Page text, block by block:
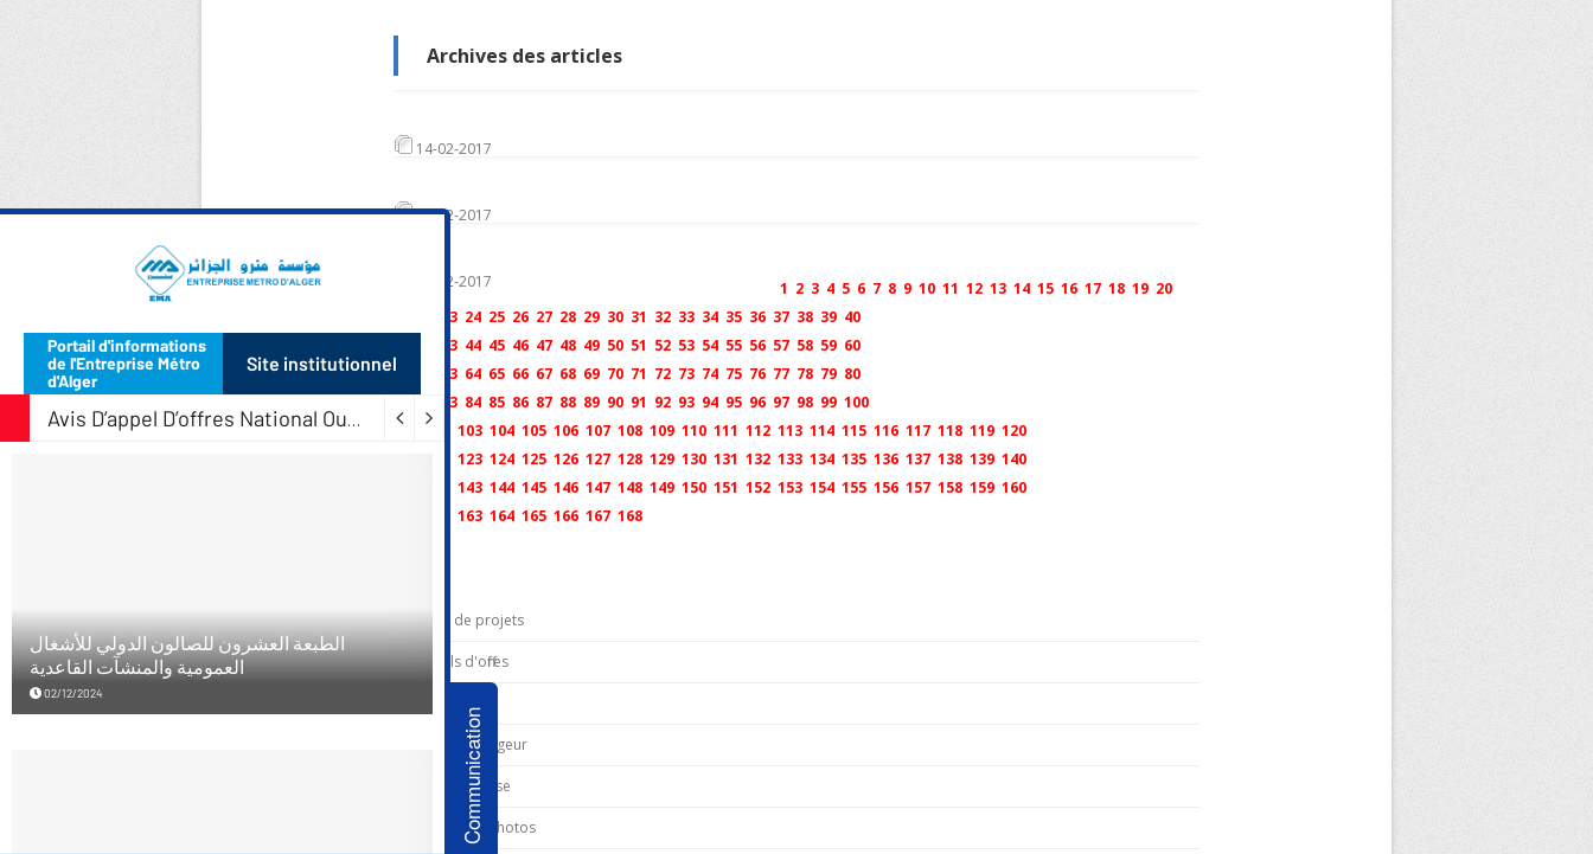
Archives des articles
14-02-2017
14-02-2017
14-02-2017 1 2 3 4 5 6 7 8 9 10 11 12 13 14 15 16 17 18 19 20
23 24 25 26 27 28 29 30 31 32 33 34 35 36 37 38 39 40
43 44 45 46 47 48 49 50 51 52 53 54 55 56 57 58 59 60
61
63 64 65 66 67 68 69 70 71 72 73 74 75 76 77 78 79 80
83 84 85 86 87 88 89 90 91 92 93 94 95 96 97 98 99 100
101
102 103 104 105 106 107 108 109 110 111 112 113 114 115 116 117 118 119 120
123 124 125 126 127 128 129 130 131 132 133 134 135 136 137 138 139 140
143 144 145 146 147 148 149 150 151 152 153 154 155 156 157 158 159 160
163 164 165 166 167 168
Carte de projets
Appels d'offres
Partenaires
Service voyegeur
Espace presse
Galerie de photos
Communication